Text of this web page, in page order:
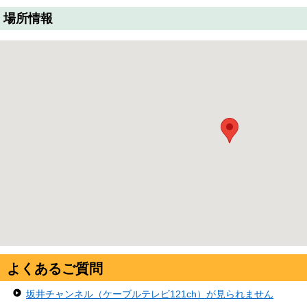
場所情報
よくあるご質問
坂井チャンネル（ケーブルテレビ121ch）が見られません